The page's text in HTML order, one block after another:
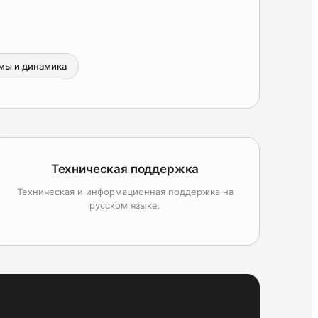
и динамика
Техническая поддержка
Техническая и информационная поддержка на
русском языке.